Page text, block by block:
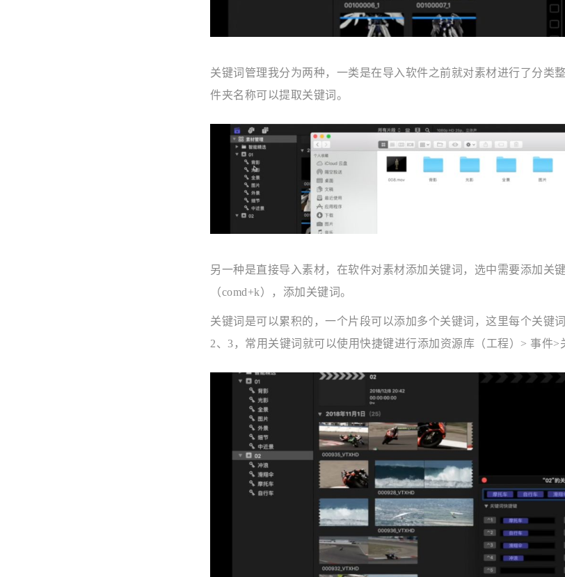
关键词管理我分为两种，一类是在导入软件之前就对素材进行了分类
件夹名称可以提取关键词。
另一种是直接导入素材，在软件对素材添加关键词，选中需要添加关
（comd+k），添加关键词。
关键词是可以累积的，一个片段可以添加多个关键词，这里每个关键
2、3，常用关键词就可以使用快捷键进行添加资源库（工程）> 事件>